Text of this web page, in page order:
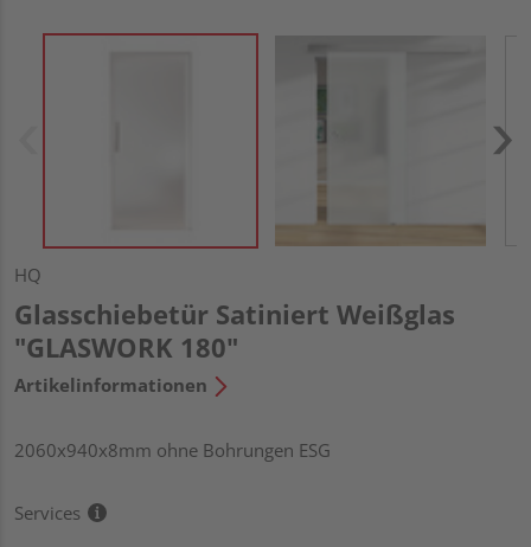
HQ
Glasschiebetür Satiniert Weißglas
"GLASWORK 180"
Artikelinformationen
2060x940x8mm ohne Bohrungen ESG
Services